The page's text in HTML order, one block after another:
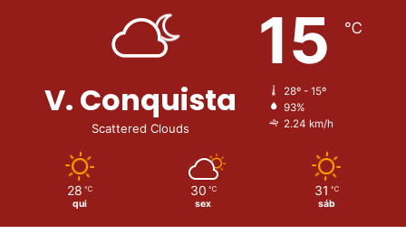
V. Conquista
Scattered Clouds
15 ℃
28º - 15º
93%
2.24 km/h
28 ℃
qui
30 ℃
sex
31 ℃
sáb